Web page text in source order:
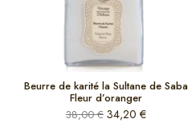
Beurre de karité la Sultane de Saba
Fleur d’oranger
38,00€ 34,20 €